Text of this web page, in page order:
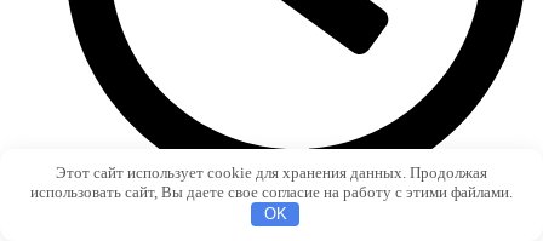
Этот сайт использует cookie для хранения данных. Продолжая
использовать сайт, Вы даете свое согласие на работу с этими файлами.
OK